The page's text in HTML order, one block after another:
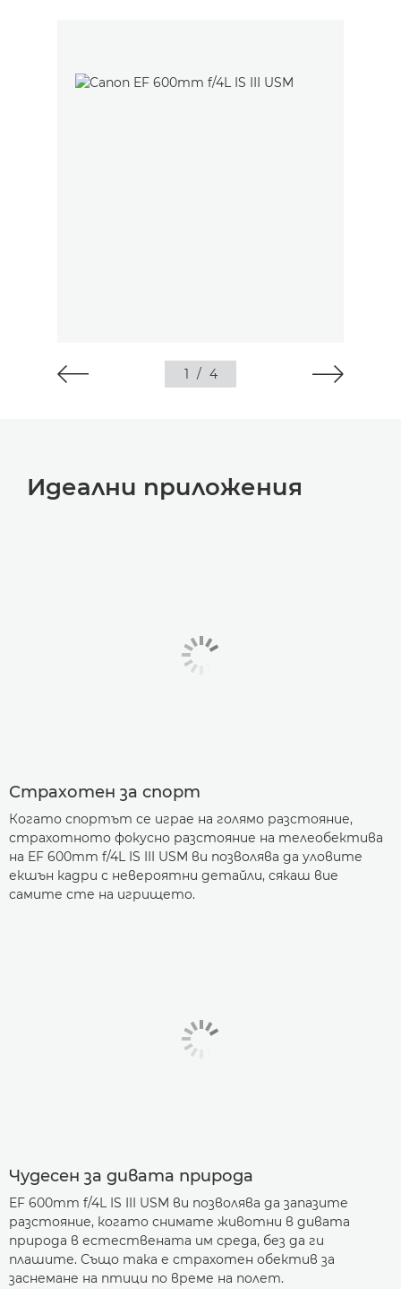
1 / 4
Идеални приложения
Страхотен за спорт
Когато спортът се играе на голямо разстояние,
страхотното фокусно разстояние на телеобектива
на EF 600mm f/4L IS III USM ви позволява да уловите
екшън кадри с невероятни детайли, сякаш вие
самите сте на игрището.
Чудесен за дивата природа
EF 600mm f/4L IS III USM ви позволява да запазите
разстояние, когато снимате животни в дивата
природа в естествената им среда, без да ги
плашите. Също така е страхотен обектив за
заснемане на птици по време на полет.